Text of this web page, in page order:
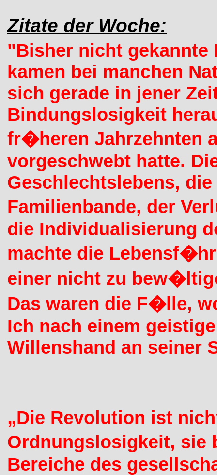
Zitate der Woche:
"Bisher nicht gekannte
kamen bei manchen
sich gerade in jener
Bindungslosigkeit
fr�heren Jahrzehnten
vorgeschwebt hatte.
Geschlechtslebens,
Familienbande, der
die Individualisierung
machte die
einer nicht zu
Das waren die F�lle,
Ich nach einem
Willenshand an seiner
„Die Revolution ist
Ordnungslosigkeit,
Bereiche des